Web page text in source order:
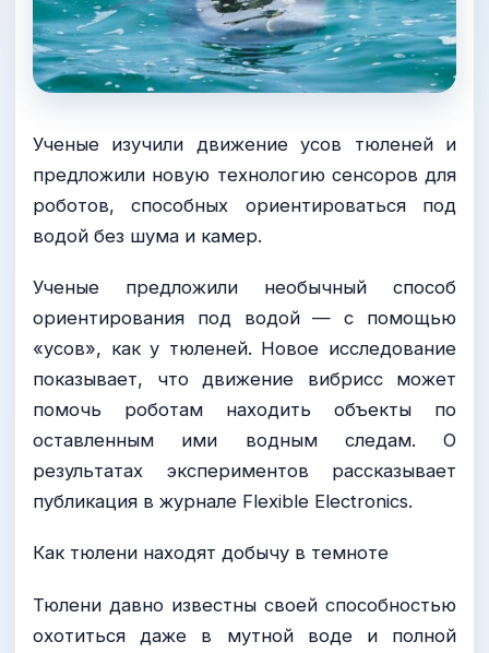
Ученые изучили движение усов тюленей и
предложили новую технологию сенсоров для
роботов, способных ориентироваться под
водой без шума и камер.
Ученые предложили необычный способ
ориентирования под водой — с помощью
«усов», как у тюленей. Новое исследование
показывает, что движение вибрисс может
помочь роботам находить объекты по
оставленным ими водным следам. О
результатах экспериментов рассказывает
публикация в журнале Flexible Electronics.
Как тюлени находят добычу в темноте
Тюлени давно известны своей способностью
охотиться даже в мутной воде и полной